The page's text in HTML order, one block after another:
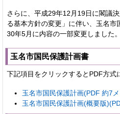
さらに、平成29年12月19日に閣議
る基本方針の変更」に伴い、玉名
30年5月に内容の一部変更しました。
玉名市国民保護計画書
下記項目をクリックするとPDF方式
玉名市国民保護計画(PDF 約7
玉名市国民保護計画(概要版